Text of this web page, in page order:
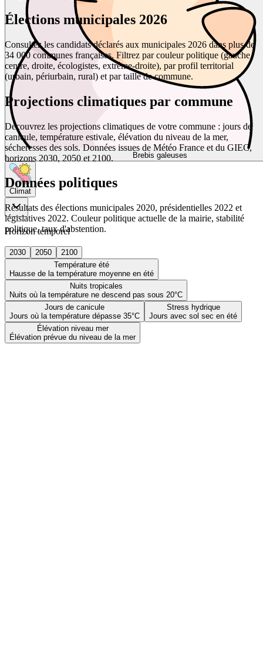
Brebis galeuses
Climat
Horizon temporel
2030 2050
2100
Température été
Hausse de la température moyenne en été
Nuits tropicales
Nuits où la température ne descend pas sous 20°C
Jours de canicule
Jours où la température dépasse 35°C
Stress hydrique
Jours avec sol sec en été
Élévation niveau mer
Élévation prévue du niveau de la mer
Élections municipales 2026
Consultez les candidats déclarés aux municipales 2026 dans plus de
34 000 communes françaises. Filtrez par couleur politique (gauche,
centre, droite, écologistes, extrême-droite), par profil territorial
(urbain, périurbain, rural) et par taille de commune.
Projections climatiques par commune
Découvrez les projections climatiques de votre commune : jours de
canicule, température estivale, élévation du niveau de la mer,
sécheresses des sols. Données issues de Météo France et du GIEC,
horizons 2030, 2050 et 2100.
Données politiques
Résultats des élections municipales 2020, présidentielles 2022 et
législatives 2022. Couleur politique actuelle de la mairie, stabilité
politique, taux d'abstention.